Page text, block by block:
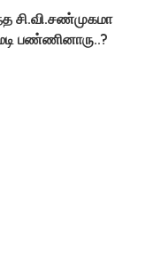
சி.வி.சண்முகமா
பண்ணினாரு..?